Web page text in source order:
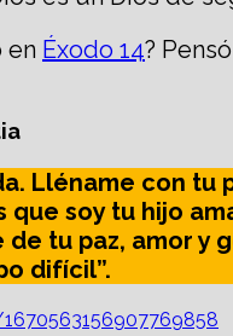
en Éxodo 14?
Lléname con
que soy tu hijo
tu paz, amor
difícil”.